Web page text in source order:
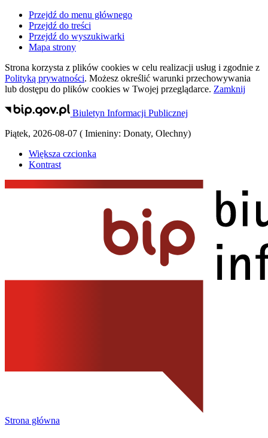
Przejdź do menu głównego
Przejdź do treści
Przejdź do wyszukiwarki
Mapa strony
Strona korzysta z plików cookies w celu realizacji usług i zgodnie z
Polityką prywatności. Możesz określić warunki przechowywania
lub dostępu do plików cookies w Twojej przeglądarce. Zamknij
Biuletyn Informacji Publicznej
Piątek, 2026-08-07 ( Imieniny: Donaty, Olechny)
Większa czcionka
Kontrast
Strona główna